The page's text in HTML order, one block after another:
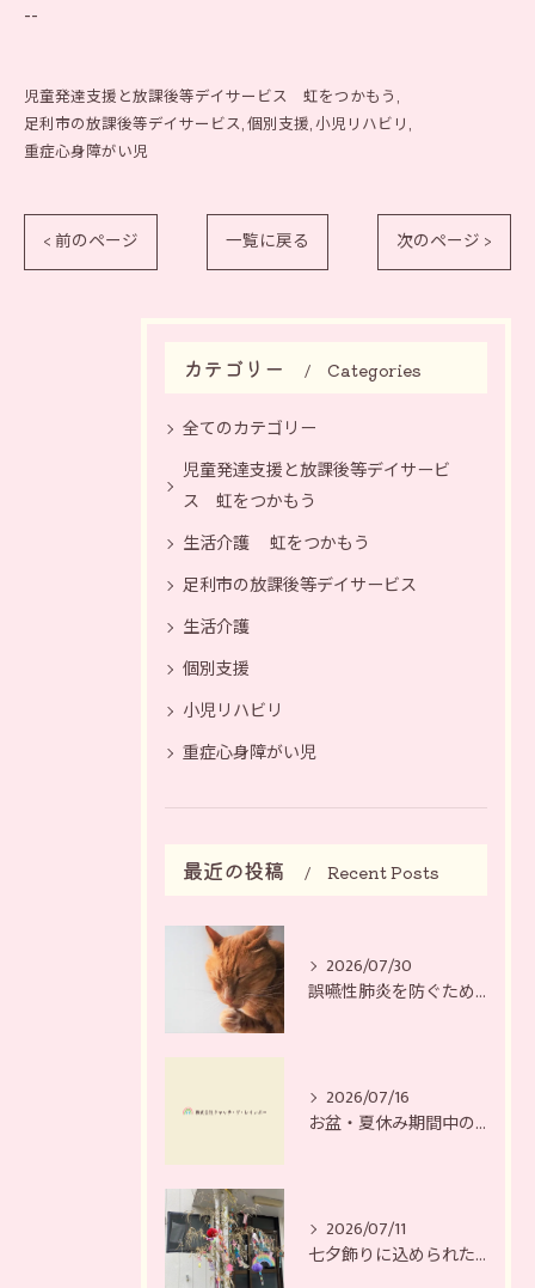
--
児童発達支援と放課後等デイサービス 虹をつかもう
足利市の放課後等デイサービス 個別支援 小児リハビリ
重症心身障がい児
< 前のページ 一覧に戻る 次のページ >
カテゴリー Categories
全てのカテゴリー
児童発達支援と放課後等デイサービ
ス 虹をつかもう
生活介護 虹をつかもう
足利市の放課後等デイサービス
生活介護
個別支援
小児リハビリ
重症心身障がい児
最近の投稿 Recent Posts
2026/07/30
誤嚥性肺炎を防ぐために
2026/07/16
お盆・夏休み期間中の営業日について
2026/07/11
七夕飾りに込められた、それぞれの願い